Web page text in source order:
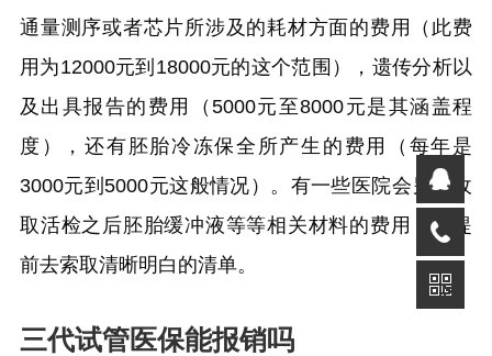
通量测序或者芯片所涉及的耗材方面的费用（此费
用为12000元到18000元的这个范围），遗传分析以
及出具报告的费用（5000元至8000元是其涵盖程
度），还有胚胎冷冻保全所产生的费用（每年是
3000元到5000元这般情况）。有一些医院会另外收
取活检之后胚胎缓冲液等等相关材料的费用，要提
前去索取清晰明白的清单。
三代试管医保能报销吗